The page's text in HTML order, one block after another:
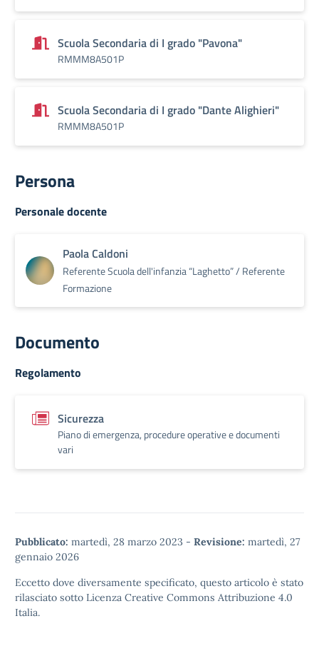
Scuola Secondaria di I grado "Pavona"
RMMM8A501P
Scuola Secondaria di I grado "Dante Alighieri"
RMMM8A501P
Persona
Personale docente
Paola Caldoni
Referente Scuola dell'infanzia “Laghetto” / Referente
Formazione
Documento
Regolamento
Sicurezza
Piano di emergenza, procedure operative e documenti
vari
Pubblicato: martedì, 28 marzo 2023 - Revisione: martedì, 27
gennaio 2026
Eccetto dove diversamente specificato, questo articolo è stato
rilasciato sotto Licenza Creative Commons Attribuzione 4.0
Italia.